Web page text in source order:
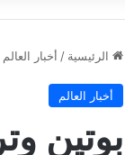
الرئيسية / أخبار العالم
أخبار العالم
بوتين